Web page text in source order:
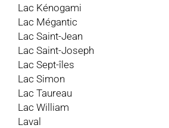
Lac Kénogami
Lac Mégantic
Lac Saint-Jean
Lac Saint-Joseph
Lac Sept-îles
Lac Simon
Lac Taureau
Lac William
Laval